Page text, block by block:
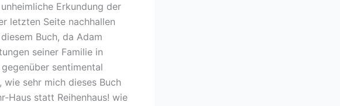
Erkundung der
letzten Seite nachhallen
Buch, da Adam
seiner Familie in
sentimental
sehr mich dieses Buch
Haus statt Reihenhaus! wie